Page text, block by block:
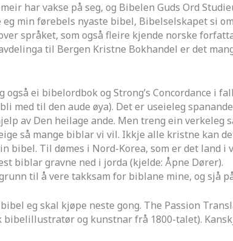
har vakse på seg, og Bibelen Guds Ord
min førebels nyaste bibel, Bibelselskapet si
språket, som også fleire kjende norske
til Bergen Kristne Bokhandel er det
også ei bibelordbok og Strong’s Concordance i
med til den aude øya). Det er useieleg
av Den heilage ande. Men treng ein
så mange biblar vi vil. Ikkje alle kristne kan
bibel. Til dømes i Nord-Korea, som er det land
biblar gravne ned i jorda (kjelde: Åpne Dører).
til å vere takksam for biblane mine, og sjå på
eg skal kjøpe neste gong. The Passion
bibelillustratør og kunstnar frå 1800-talet).